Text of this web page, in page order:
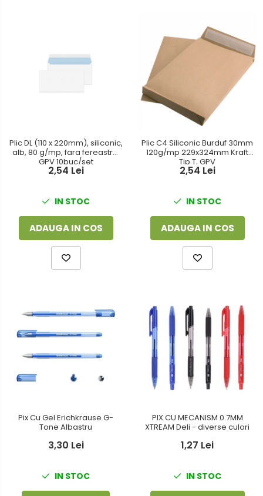
Plic DL (110 x 220mm), siliconic,
alb, 80 g/mp, fara fereastra,
GPV 10buc/set
2,54 Lei
IN STOC
ADAUGA IN COS
Plic C4 Siliconic Burduf 30mm
120g/mp 229x324mm Kraft
Tip T, GPV
2,54 Lei
IN STOC
ADAUGA IN COS
Pix Cu Gel Erichkrause G-
Tone Albastru
3,30 Lei
IN STOC
PIX CU MECANISM 0.7MM
XTREAM Deli - diverse culori
1,27 Lei
IN STOC